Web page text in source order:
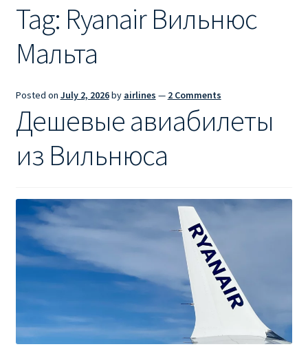
RYANAIR ИЗ РИГИ
Ryanair из Стокгольма
Ryanair из Тампере
RYANAIR ИЗ ЧЕХИИ | ПРАГА, ОСТРАВА, ПАРДУБИЦЕ,
Ryanair изменение имени
Ryanair изменения
Ryanair изменить дату
Ryanair изменить фамилию
Tag: Ryanair Вильнюс
Мальта
Posted on July 2, 2026by airlines — 2 Comments
Дешевые авиабилеты
из Вильнюса